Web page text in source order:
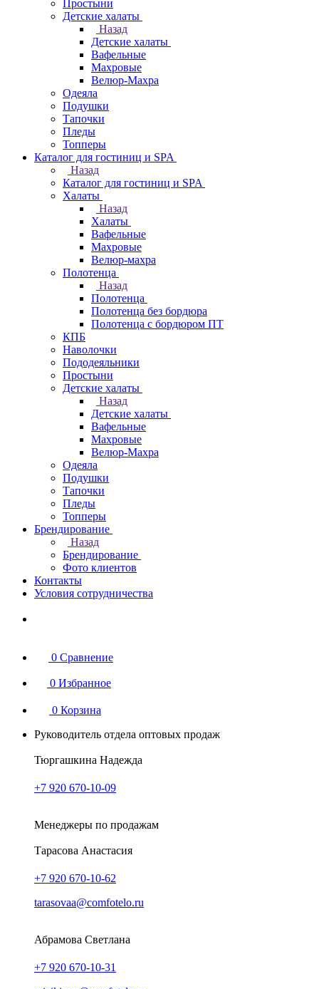
Простыни
Детские халаты
Назад
Детские халаты
Вафельные
Махровые
Велюр-Махра
Одеяла
Подушки
Тапочки
Пледы
Топперы
Каталог для гостиниц и SPA
Назад
Каталог для гостиниц и SPA
Халаты
Назад
Халаты
Вафельные
Махровые
Велюр-махра
Полотенца
Назад
Полотенца
Полотенца без бордюра
Полотенца с бордюром ПТ
КПБ
Наволочки
Пододеяльники
Простыни
Детские халаты
Назад
Детские халаты
Вафельные
Махровые
Велюр-Махра
Одеяла
Подушки
Тапочки
Пледы
Топперы
Брендирование
Назад
Брендирование
Фото клиентов
Контакты
Условия сотрудничества
0 Сравнение
0 Избранное
0 Корзина
Руководитель отдела оптовых продаж
Тюргашкина Надежда
+7 920 670-10-09
Менеджеры по продажам
Тарасова Анастасия
+7 920 670-10-62
tarasovaa@comfotelo.ru
Абрамова Светлана
+7 920 670-10-31